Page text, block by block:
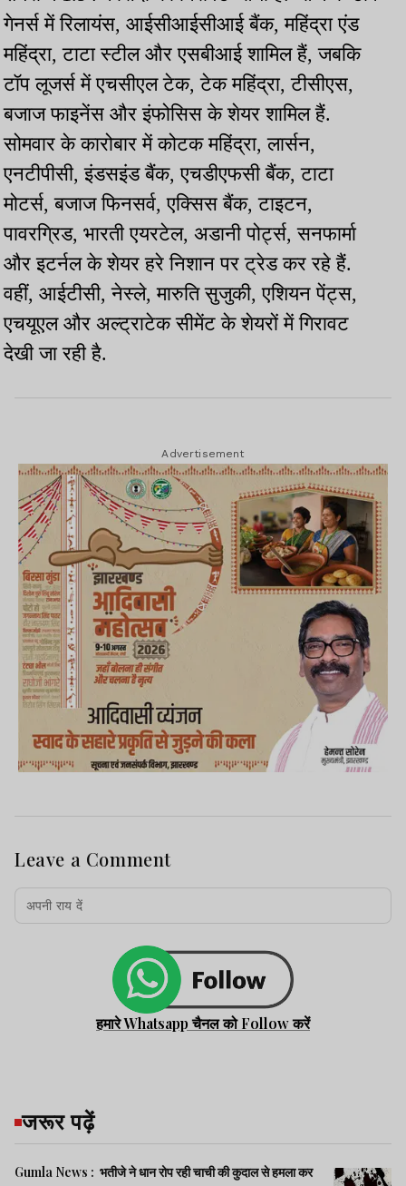
गेनर्स में रिलायंस, आईसीआईसीआई बैंक, महिंद्रा एंड
महिंद्रा, टाटा स्टील और एसबीआई शामिल हैं, जबकि
टॉप लूजर्स में एचसीएल टेक, टेक महिंद्रा, टीसीएस,
बजाज फाइनेंस और इंफोसिस के शेयर शामिल हैं.
सोमवार के कारोबार में कोटक महिंद्रा, लार्सन,
एनटीपीसी, इंडसइंड बैंक, एचडीएफसी बैंक, टाटा
मोटर्स, बजाज फिनसर्व, एक्सिस बैंक, टाइटन,
पावरग्रिड, भारती एयरटेल, अडानी पोर्ट्स, सनफार्मा
और इटर्नल के शेयर हरे निशान पर ट्रेड कर रहे हैं.
वहीं, आईटीसी, नेस्ले, मारुति सुजुकी, एशियन पेंट्स,
एचयूएल और अल्ट्राटेक सीमेंट के शेयरों में गिरावट
देखी जा रही है.
Advertisement
Leave a Comment
हमारे Whatsapp चैनल को Follow करें
जरूर पढ़ें
Gumla News : भतीजे ने धान रोप रही चाची की कुदाल से हमला कर